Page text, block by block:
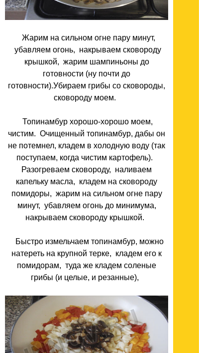
Жарим на сильном огне пару минут,
убавляем огонь, накрываем сковороду
крышкой, жарим шампиньоны до
готовности (ну почти до
готовности).Убираем грибы со сковороды,
сковороду моем.
Топинамбур хорошо-хорошо моем,
чистим. Очищенный топинамбур, дабы он
не потемнел, кладем в холодную воду (так
поступаем, когда чистим картофель).
Разогреваем сковороду, наливаем
капельку масла, кладем на сковороду
помидоры, жарим на сильном огне пару
минут, убавляем огонь до минимума,
накрываем сковороду крышкой.
Быстро измельчаем топинамбур, можно
натереть на крупной терке, кладем его к
помидорам, туда же кладем соленые
грибы (и целые, и резанные),